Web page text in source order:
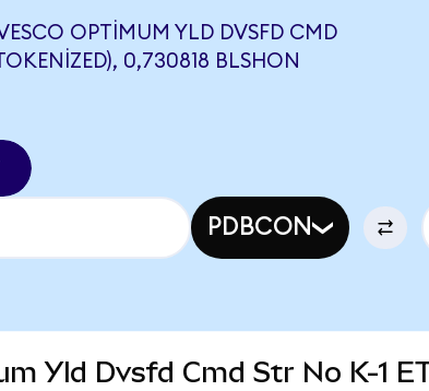
OPTIMUM YLD DVSFD CMD
0,730818 BLSHON
PDBCON
Yld Dvsfd Cmd Str No K-1